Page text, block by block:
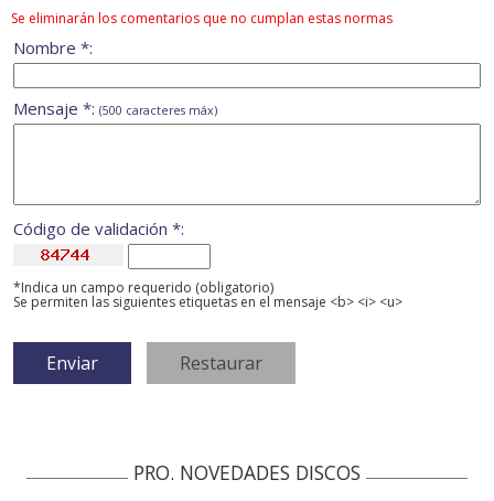
Se eliminarán los comentarios que no cumplan estas normas
Nombre *:
Mensaje *: (500 caracteres máx)
Código de validación *:
*Indica un campo requerido (obligatorio)
Se permiten las siguientes etiquetas en el mensaje <b> <i> <u>
PRO. NOVEDADES DISCOS